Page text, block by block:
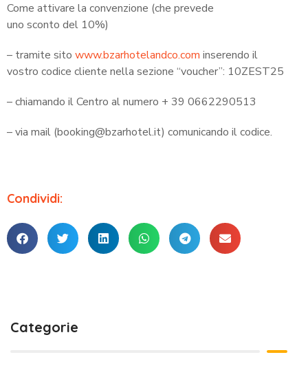
Come attivare la convenzione (che prevede
uno sconto del 10%)
– tramite sito www.bzarhotelandco.com inserendo il
vostro codice cliente nella sezione “voucher”: 10ZEST25
– chiamando il Centro al numero + 39 0662290513
– via mail (booking@bzarhotel.it) comunicando il codice.
Condividi:
Categorie